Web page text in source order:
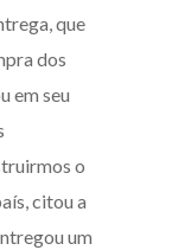
que
dos
em seu
o
citou a
um